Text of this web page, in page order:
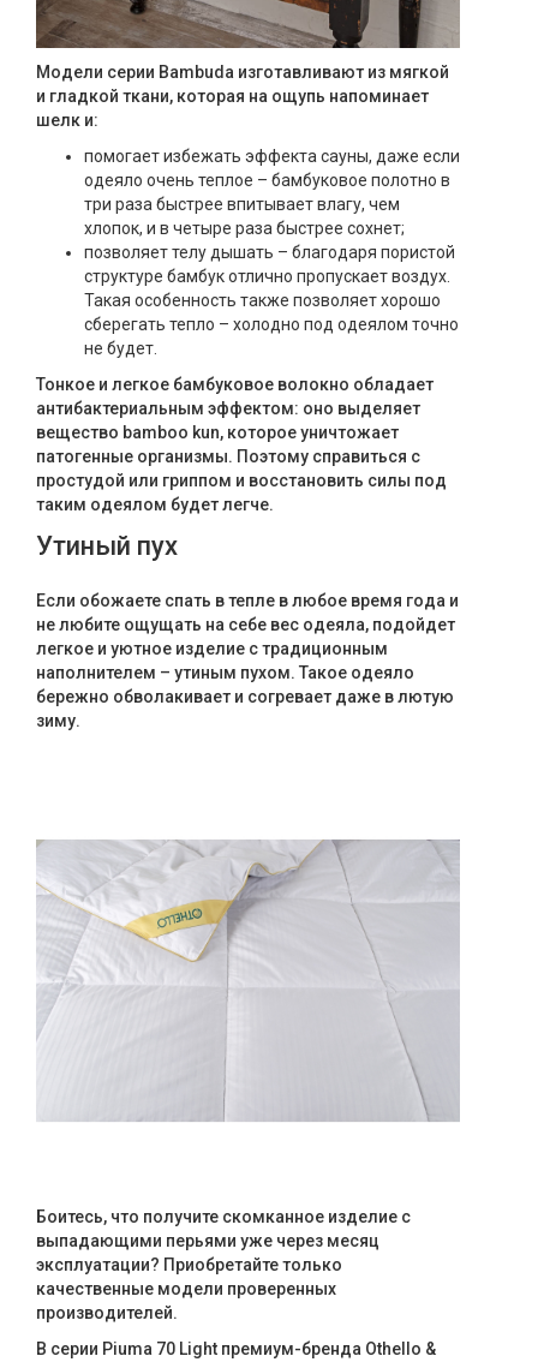
Модели серии Bambuda изготавливают из мягкой
и гладкой ткани, которая на ощупь напоминает
шелк и:
помогает избежать эффекта сауны, даже если
одеяло очень теплое – бамбуковое полотно в
три раза быстрее впитывает влагу, чем
хлопок, и в четыре раза быстрее сохнет;
позволяет телу дышать – благодаря пористой
структуре бамбук отлично пропускает воздух.
Такая особенность также позволяет хорошо
сберегать тепло – холодно под одеялом точно
не будет.
Тонкое и легкое бамбуковое волокно обладает
антибактериальным эффектом: оно выделяет
вещество bamboo kun, которое уничтожает
патогенные организмы. Поэтому справиться с
простудой или гриппом и восстановить силы под
таким одеялом будет легче.
Утиный пух
Если обожаете спать в тепле в любое время года и
не любите ощущать на себе вес одеяла, подойдет
легкое и уютное изделие с традиционным
наполнителем – утиным пухом. Такое одеяло
бережно обволакивает и согревает даже в лютую
зиму.
Боитесь, что получите скомканное изделие с
выпадающими перьями уже через месяц
эксплуатации? Приобретайте только
качественные модели проверенных
производителей.
В серии Piuma 70 Light премиум-бренда Othello &